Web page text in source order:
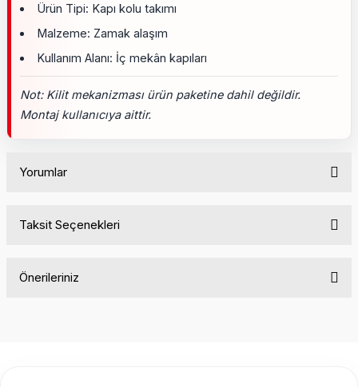
Ürün Tipi: Kapı kolu takımı
Malzeme: Zamak alaşım
Kullanım Alanı: İç mekân kapıları
Not: Kilit mekanizması ürün paketine dahil değildir.
Montaj kullanıcıya aittir.
Yorumlar
Taksit Seçenekleri
Önerileriniz